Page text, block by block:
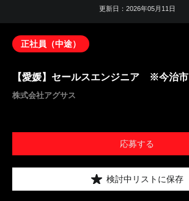
更新日：2026年05月11日
正社員（中途）
【愛媛】セールスエンジニア ※今治市
株式会社アグサス
応募する
検討中リストに保存